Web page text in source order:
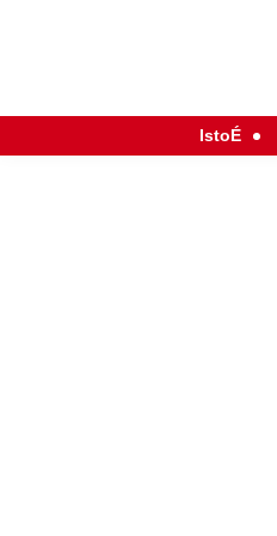
IstoÉ